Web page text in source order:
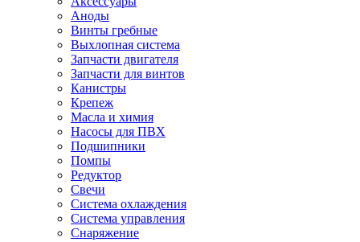
Аноды
Винты гребные
Выхлопная система
Запчасти двигателя
Запчасти для винтов
Канистры
Крепеж
Масла и химия
Насосы для ПВХ
Подшипники
Помпы
Редуктор
Свечи
Система охлаждения
Система управления
Снаряжение